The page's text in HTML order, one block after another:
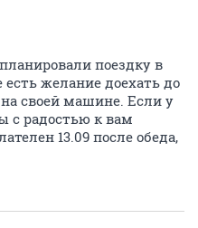
поездку в
желание доехать до
своей машине. Если у
с радостью к вам
13.09 после обеда,